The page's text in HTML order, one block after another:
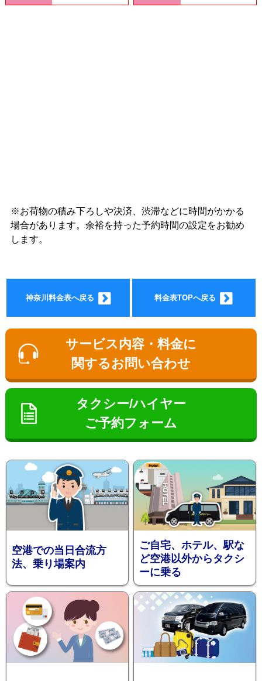
ョン料
金
インフ
ォメー
※お荷物の積み下ろしや決済、渋滞などに時間がかかる
場合があります。余裕を持った予約時間の設定をお勧め
します。
神奈川料金表へ戻る 料金表TOPへ戻る
サービス内容・料金に
関するお問い合わせ
タクシー/ハイヤー
ご予約フォーム
空港での当日合流方
法、乗り場案内
ご自宅、ホテル、駅な
ど空港以外からタクシ
ーに乗る